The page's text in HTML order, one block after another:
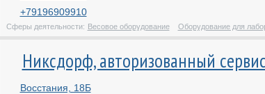
+79196909910
Сферы деятельности: Весовое оборудование Оборудование для
Никсдорф, авторизованный
Восстания, 18Б